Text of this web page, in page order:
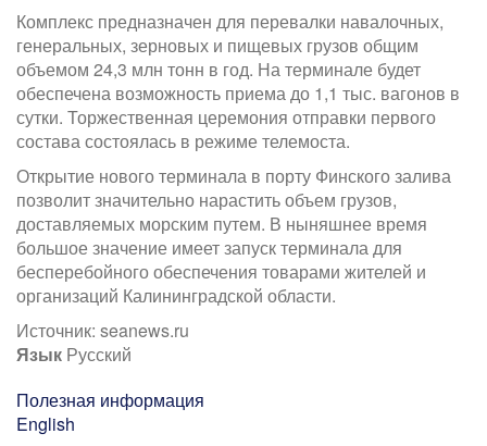
Комплекс предназначен для перевалки навалочных,
генеральных, зерновых и пищевых грузов общим
объемом 24,3 млн тонн в год. На терминале будет
обеспечена возможность приема до 1,1 тыс. вагонов в
сутки. Торжественная церемония отправки первого
состава состоялась в режиме телемоста.
Открытие нового терминала в порту Финского залива
позволит значительно нарастить объем грузов,
доставляемых морским путем. В ныняшнее время
большое значение имеет запуск терминала для
бесперебойного обеспечения товарами жителей и
организаций Калининградской области.
Источник: seanews.ru
Язык Русский
Полезная информация
English